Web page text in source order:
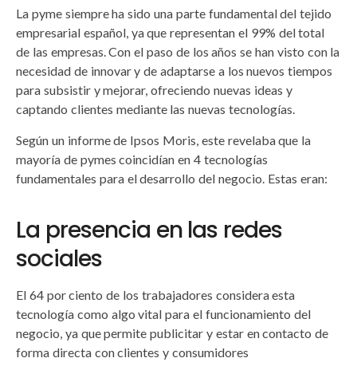
La pyme siempre ha sido una parte fundamental del tejido
empresarial español, ya que representan el 99% del total
de las empresas. Con el paso de los años se han visto con la
necesidad de innovar y de adaptarse a los nuevos tiempos
para subsistir y mejorar, ofreciendo nuevas ideas y
captando clientes mediante las nuevas tecnologías.
Según un informe de Ipsos Moris, este revelaba que la
mayoría de pymes coincidían en 4 tecnologías
fundamentales para el desarrollo del negocio. Estas eran:
La presencia en las redes
sociales
El 64 por ciento de los trabajadores considera esta
tecnología como algo vital para el funcionamiento del
negocio, ya que permite publicitar y estar en contacto de
forma directa con clientes y consumidores